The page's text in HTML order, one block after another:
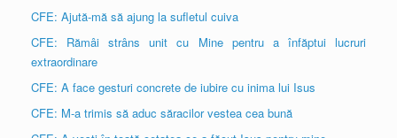
CFE: Ajută-mă să ajung la sufletul cuiva
CFE: Rămâi strâns unit cu Mine pentru a înfăptui lucruri
extraordinare
CFE: A face gesturi concrete de iubire cu inima lui Isus
CFE: M-a trimis să aduc săracilor vestea cea bună